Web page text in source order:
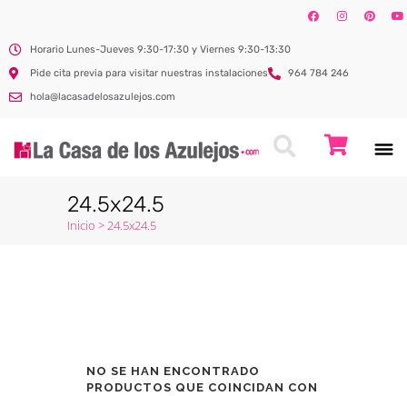
Horario Lunes-Jueves 9:30-17:30 y Viernes 9:30-13:30
Pide cita previa para visitar nuestras instalaciones
964 784 246
hola@lacasadelosazulejos.com
24.5x24.5
Inicio >24.5x24.5
NO SE HAN ENCONTRADO
PRODUCTOS QUE COINCIDAN CON